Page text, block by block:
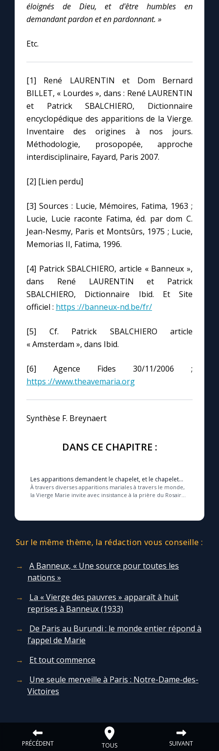
éloignés de Dieu, et d'être humbles en
demandant pardon et en pardonnant. »
Etc.
[1] René LAURENTIN et Dom Bernard
BILLET, « Lourdes », dans : René LAURENTIN
et Patrick SBALCHIERO, Dictionnaire
encyclopédique des apparitions de la Vierge.
Inventaire des origines à nos jours.
Méthodologie, prosopopée, approche
interdisciplinaire, Fayard, Paris 2007.
[2] [Lien perdu]
[3] Sources : Lucie, Mémoires, Fatima, 1963 ;
Lucie, Lucie raconte Fatima, éd. par dom C.
Jean-Nesmy, Paris et Montsûrs, 1975 ; Lucie,
Memorias II, Fatima, 1996.
[4] Patrick SBALCHIERO, article « Banneux »,
dans René LAURENTIN et Patrick
SBALCHIERO, Dictionnaire Ibid. Et Site
officiel : https ://banneux-nd.be/fr/
[5] Cf. Patrick SBALCHIERO article
« Amsterdam », dans Ibid.
[6] Agence Fides 30/11/2006 ;
https ://www.theavemaria.org
Synthèse F. Breynaert
DANS CE CHAPITRE :
Les apparitions demandent le chapelet, et le chapelet
des 7 douleurs
À travers diverses apparitions mariales à travers le monde,
la Vierge Marie invite avec insistance à la prière du Rosaire
Sur le même thème, la rédaction vous conseille :
A Banneux, « Une source pour toutes les
nations »
La « Vierge des pauvres » apparaît à huit
reprises à Banneux (1933)
De Paris au Burundi : le monde entier répond à
l’appel de Marie
Et tout commence
Une seule merveille à Paris : Notre-Dame-des-
Victoires
PRÉCÉDENT TOUS SUIVANT